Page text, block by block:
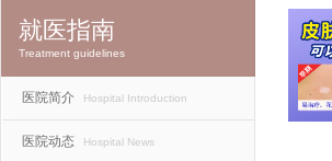
就医指南
Treatment guidelines
医院简介 Hospital Introduction
医院动态 Hospital News